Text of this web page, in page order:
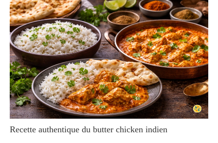
Recette authentique du butter chicken indien